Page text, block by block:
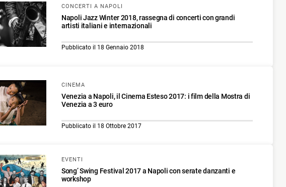
CONCERTI A NAPOLI
Napoli Jazz Winter 2018, rassegna di concerti con grandi
artisti italiani e internazionali
Pubblicato il 18 Gennaio 2018
CINEMA
Venezia a Napoli, il Cinema Esteso 2017: i film della Mostra di
Venezia a 3 euro
Pubblicato il 18 Ottobre 2017
EVENTI
Song’ Swing Festival 2017 a Napoli con serate danzanti e
workshop